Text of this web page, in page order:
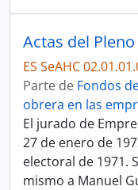
ES SeAHC
Parte de Fondos
obrera en las
El jurado de
27 de enero de
electoral de 1971.
mismo a Manuel